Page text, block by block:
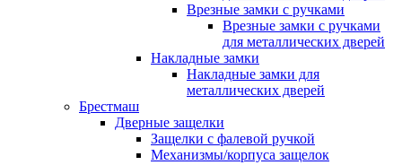
Врезные замки с ручками
Врезные замки с ручками
для металлических дверей
Накладные замки
Накладные замки для
металлических дверей
Брестмаш
Дверные защелки
Защелки с фалевой ручкой
Механизмы/корпуса защелок